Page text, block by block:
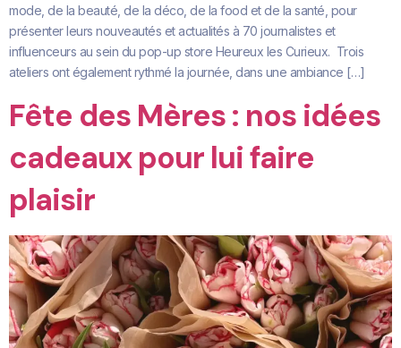
mode, de la beauté, de la déco, de la food et de la santé, pour
présenter leurs nouveautés et actualités à 70 journalistes et
influenceurs au sein du pop-up store Heureux les Curieux. Trois
ateliers ont également rythmé la journée, dans une ambiance […]
Fête des Mères : nos idées
cadeaux pour lui faire
plaisir